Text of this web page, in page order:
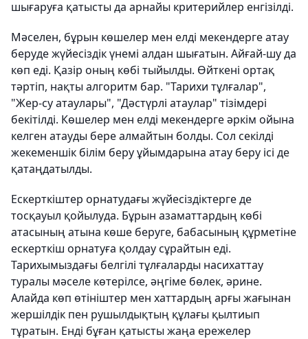
шығаруға қатысты да арнайы критерийлер енгізілді.
Мәселен, бұрын көшелер мен елді мекендерге атау
беруде жүйесіздік үнемі алдан шығатын. Айғай-шу да
көп еді. Қазір оның көбі тыйылды. Өйткені ортақ
тәртіп, нақты алгоритм бар. "Тарихи тұлғалар",
"Жер-су атаулары", "Дәстүрлі атаулар" тізімдері
бекітілді. Көшелер мен елді мекендерге әркім ойына
келген атауды бере алмайтын болды. Сол секілді
жекеменшік білім беру ұйымдарына атау беру ісі де
қатаңдатылды.
Ескерткіштер орнатудағы жүйесіздіктерге де
тосқауыл қойылуда. Бұрын азаматтардың көбі
атасының атына көше беруге, бабасының құрметіне
ескерткіш орнатуға қолдау сұрайтын еді.
Тарихымыздағы белгілі тұлғаларды насихаттау
туралы мәселе көтерілсе, әңгіме бөлек, әрине.
Алайда көп өтініштер мен хаттардың арғы жағынан
жершілдік пен рушылдықтың құлағы қылтиып
тұратын. Енді бұған қатысты жаңа ережелер